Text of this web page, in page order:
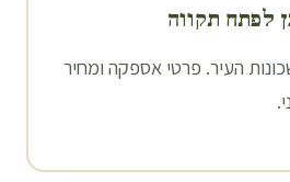
לפתח תקווה
העיר. פרטי אספקה ומחיר